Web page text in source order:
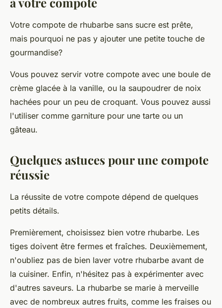
Votre compote de rhubarbe sans sucre est prête,
mais pourquoi ne pas y ajouter une petite touche de
gourmandise?
Vous pouvez servir votre compote avec une boule de
crème glacée à la vanille, ou la saupoudrer de noix
hachées pour un peu de croquant. Vous pouvez aussi
l'utiliser comme garniture pour une tarte ou un
gâteau.
Quelques astuces pour une compote
réussie
La réussite de votre compote dépend de quelques
petits détails.
Premièrement, choisissez bien votre rhubarbe. Les
tiges doivent être fermes et fraîches. Deuxièmement,
n'oubliez pas de bien laver votre rhubarbe avant de
la cuisiner. Enfin, n'hésitez pas à expérimenter avec
d'autres saveurs. La rhubarbe se marie à merveille
avec de nombreux autres fruits, comme les fraises ou